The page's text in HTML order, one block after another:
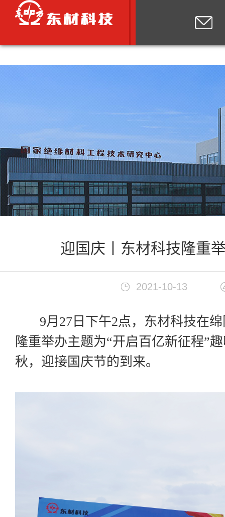
迎国庆丨东材科技隆重
2021-10-13
9月27日下午2点，东材科技在绵
隆重举办主题为“开启百亿新征程”
秋，迎接国庆节的到来。